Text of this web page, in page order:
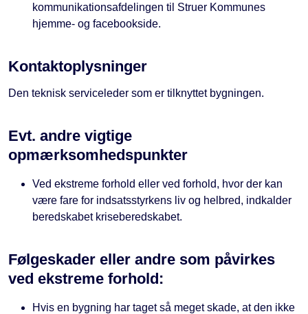
kommunikationsafdelingen til Struer Kommunes
hjemme- og facebookside.
Kontaktoplysninger
Den teknisk serviceleder som er tilknyttet bygningen.
Evt. andre vigtige
opmærksomhedspunkter
Ved ekstreme forhold eller ved forhold, hvor der kan
være fare for indsatsstyrkens liv og helbred, indkalder
beredskabet kriseberedskabet.
Følgeskader eller andre som påvirkes
ved ekstreme forhold:
Hvis en bygning har taget så meget skade, at den ikke